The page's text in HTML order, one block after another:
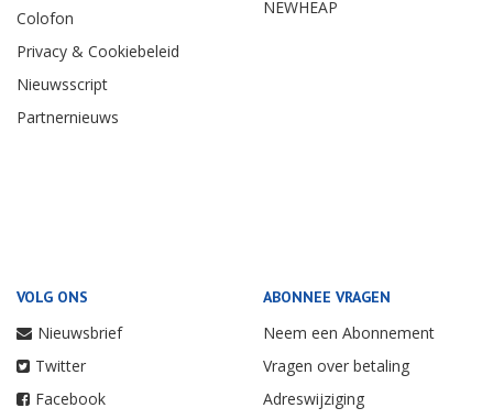
Colofon
Privacy & Cookiebeleid
Nieuwsscript
Partnernieuws
NEWHEAP
VOLG ONS
Nieuwsbrief
Twitter
Facebook
ABONNEE VRAGEN
Neem een Abonnement
Vragen over betaling
Adreswijziging